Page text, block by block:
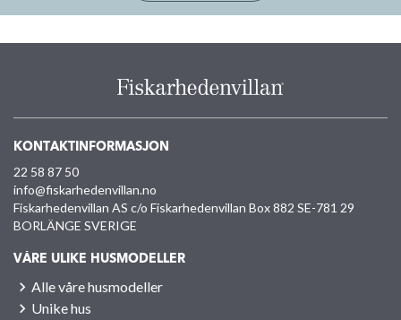
KONTAKTINFORMASJON
22 58 87 50
info@fiskarhedenvillan.no
Fiskarhedenvillan AS c/o Fiskarhedenvillan Box 882 SE-781 29
BORLÄNGE SVERIGE
VÅRE ULIKE HUSMODELLER
Alle våre husmodeller
Unike hus